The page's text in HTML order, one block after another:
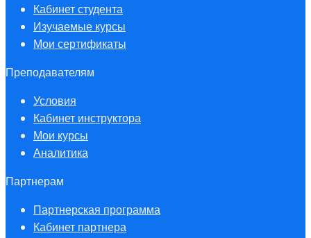
Кабинет студента
Изучаемые курсы
Мои сертификаты
Преподавателям
Условия
Кабинет инструктора
Мои курсы
Аналитика
Партнерам
Партнерская программа
Кабинет партнера